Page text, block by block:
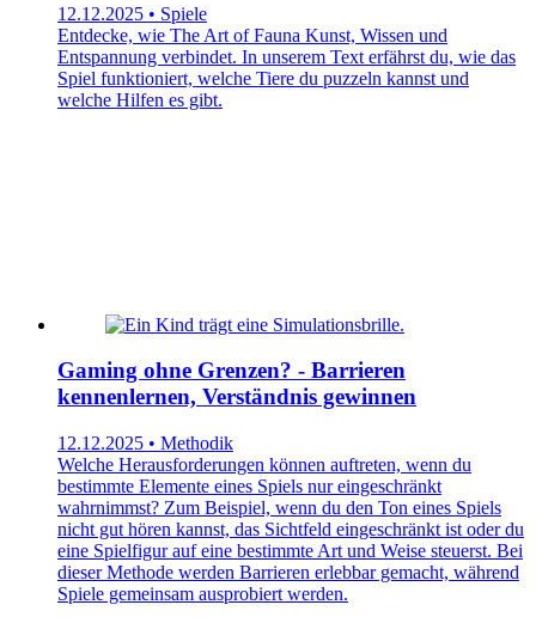
12.12.2025 • Spiele
Entdecke, wie The Art of Fauna Kunst, Wissen und
Entspannung verbindet. In unserem Text erfährst du, wie das
Spiel funktioniert, welche Tiere du puzzeln kannst und
welche Hilfen es gibt.
Gaming ohne Grenzen? - Barrieren
kennenlernen, Verständnis gewinnen
12.12.2025 • Methodik
Welche Herausforderungen können auftreten, wenn du
bestimmte Elemente eines Spiels nur eingeschränkt
wahrnimmst? Zum Beispiel, wenn du den Ton eines Spiels
nicht gut hören kannst, das Sichtfeld eingeschränkt ist oder du
eine Spielfigur auf eine bestimmte Art und Weise steuerst. Bei
dieser Methode werden Barrieren erlebbar gemacht, während
Spiele gemeinsam ausprobiert werden.